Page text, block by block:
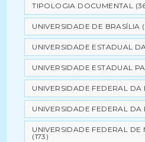
TIPOLOGIA DOCUMENTAL
UNIVERSIDADE DE BRASÍLIA
UNIVERSIDADE ESTADUAL
UNIVERSIDADE ESTADUAL
UNIVERSIDADE FEDERAL DA
UNIVERSIDADE FEDERAL DA
UNIVERSIDADE FEDERAL DE
(173)